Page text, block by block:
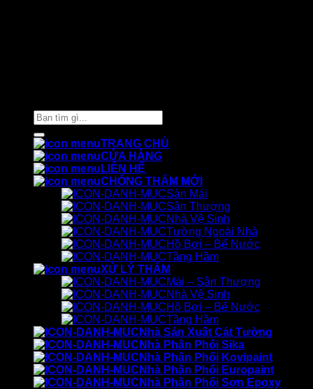
Tìm
kiếm:
TRANG CHỦ
CỬA HÀNG
LIÊN HỆ
CHỐNG THẤM MỚI
Sàn Mái
Sân Thượng
Nhà Vệ Sinh
Tường Ngoài Nhà
Hồ Bơi – Bể Nước
Tầng Hầm
XỬ LÝ THẤM
Mái – Sân Thượng
Nhà Vệ Sinh
Hồ Bơi – Bể Nước
Tầng Hầm
Nhà Sản Xuất Cát Tường
Nhà Phân Phối Sika
Nhà Phân Phối Kovipaint
Nhà Phân Phối Europaint
Nhà Phân Phối Sơn Epoxy